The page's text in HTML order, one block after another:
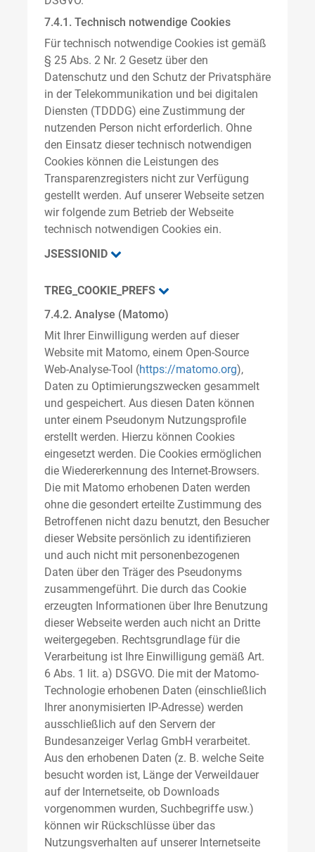
7.4.1. Technisch notwendige Cookies
Für technisch notwendige Cookies ist gemäß
§ 25 Abs. 2 Nr. 2 Gesetz über den
Datenschutz und den Schutz der Privatsphäre
in der Telekommunikation und bei digitalen
Diensten (TDDDG) eine Zustimmung der
nutzenden Person nicht erforderlich. Ohne
den Einsatz dieser technisch notwendigen
Cookies können die Leistungen des
Transparenzregisters nicht zur Verfügung
gestellt werden. Auf unserer Webseite setzen
wir folgende zum Betrieb der Webseite
technisch notwendigen Cookies ein.
JSESSIONID
TREG_COOKIE_PREFS
7.4.2. Analyse (Matomo)
Mit Ihrer Einwilligung werden auf dieser
Website mit Matomo, einem Open-Source
Web-Analyse-Tool (https://matomo.org),
Daten zu Optimierungszwecken gesammelt
und gespeichert. Aus diesen Daten können
unter einem Pseudonym Nutzungsprofile
erstellt werden. Hierzu können Cookies
eingesetzt werden. Die Cookies ermöglichen
die Wiedererkennung des Internet-Browsers.
Die mit Matomo erhobenen Daten werden
ohne die gesondert erteilte Zustimmung des
Betroffenen nicht dazu benutzt, den Besucher
dieser Website persönlich zu identifizieren
und auch nicht mit personenbezogenen
Daten über den Träger des Pseudonyms
zusammengeführt. Die durch das Cookie
erzeugten Informationen über Ihre Benutzung
dieser Webseite werden auch nicht an Dritte
weitergegeben. Rechtsgrundlage für die
Verarbeitung ist Ihre Einwilligung gemäß Art.
6 Abs. 1 lit. a) DSGVO. Die mit der Matomo-
Technologie erhobenen Daten (einschließlich
Ihrer anonymisierten IP-Adresse) werden
ausschließlich auf den Servern der
Bundesanzeiger Verlag GmbH verarbeitet.
Aus den erhobenen Daten (z. B. welche Seite
besucht worden ist, Länge der Verweildauer
auf der Internetseite, ob Downloads
vorgenommen wurden, Suchbegriffe usw.)
können wir Rückschlüsse über das
Nutzungsverhalten auf unserer Internetseite